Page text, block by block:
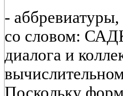
-
со словом:
диалога и